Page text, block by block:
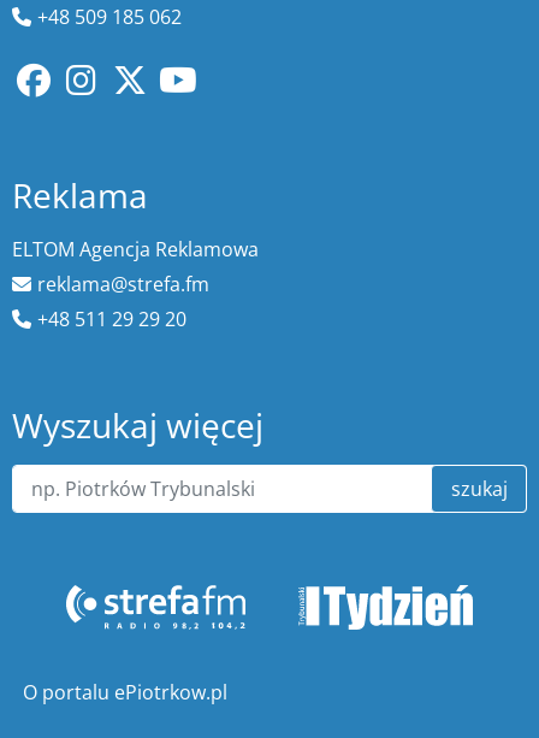
+48 509 185 062
Reklama
ELTOM Agencja Reklamowa
reklama@strefa.fm
+48 511 29 29 20
Wyszukaj więcej
szukaj
O portalu ePiotrkow.pl